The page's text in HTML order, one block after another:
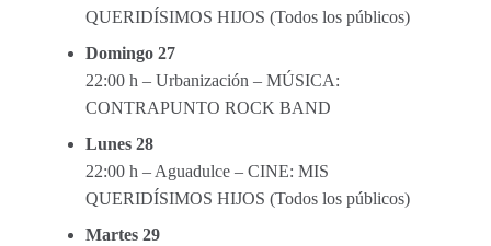
QUERIDÍSIMOS HIJOS (Todos los públicos)
Domingo 27
22:00 h – Urbanización – MÚSICA:
CONTRAPUNTO ROCK BAND
Lunes 28
22:00 h – Aguadulce – CINE: MIS
QUERIDÍSIMOS HIJOS (Todos los públicos)
Martes 29